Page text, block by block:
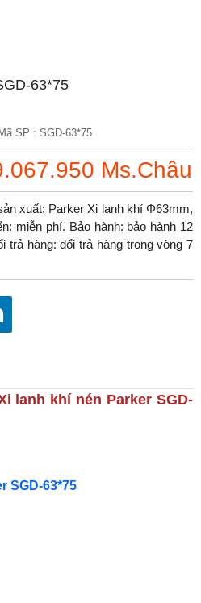
63*75
Mã SP : SGD-63*75
Ms.Châu
xuất: Parker Xi lanh khí Φ63mm,
miễn phí. Bảo hành: bảo hành 12
trả hàng: đổi trả hàng trong vòng 7
lanh khí nén Parker SGD-
SGD-63*75